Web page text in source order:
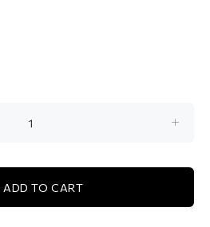
ADD TO CART